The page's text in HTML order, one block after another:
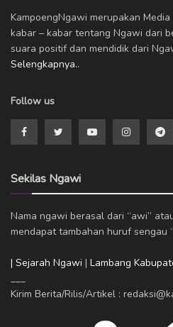
KampoengNgawi merupakan
kabar – kabar tentang Ngawi dari
suara positif dan mendidik dari
Selengkapnya..
Follow us
Sekilas Ngawi
Nama ngawi berasal dari “awi”
mendapat tambahan huruf sengau
| Sejarah Ngawi | Lambang
Kirim Berita/Rilis/Artikel :